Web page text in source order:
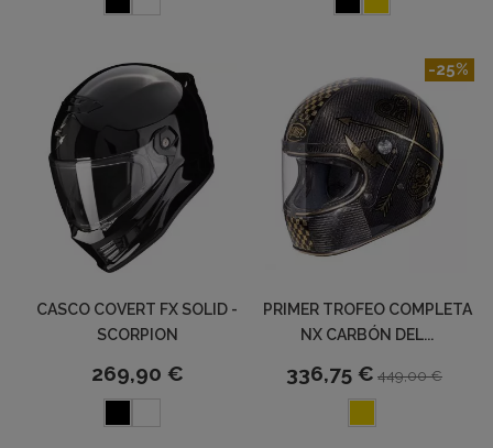
CASCO COVERT FX SOLID -
SCORPION
269,90 €
PRIMER TROFEO COMPLETA
NX CARBÓN DEL...
336,75 € 449,00 €
-25%